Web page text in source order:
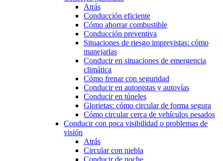
Atrás
Conducción eficiente
Cómo ahorrar combustible
Conducción preventiva
Situaciones de riesgo imprevistas: cómo
manejarlas
Conducir en situaciones de emergencia
climática
Cómo frenar con seguridad
Conducir en autopistas y autovías
Conducir en túneles
Glorietas: cómo circular de forma segura
Cómo circular cerca de vehículos pesados
Conducir con poca visibilidad o problemas de
visión
Atrás
Circular con niebla